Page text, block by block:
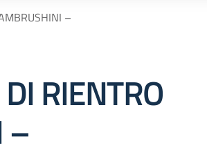
–
RIENTRO
–